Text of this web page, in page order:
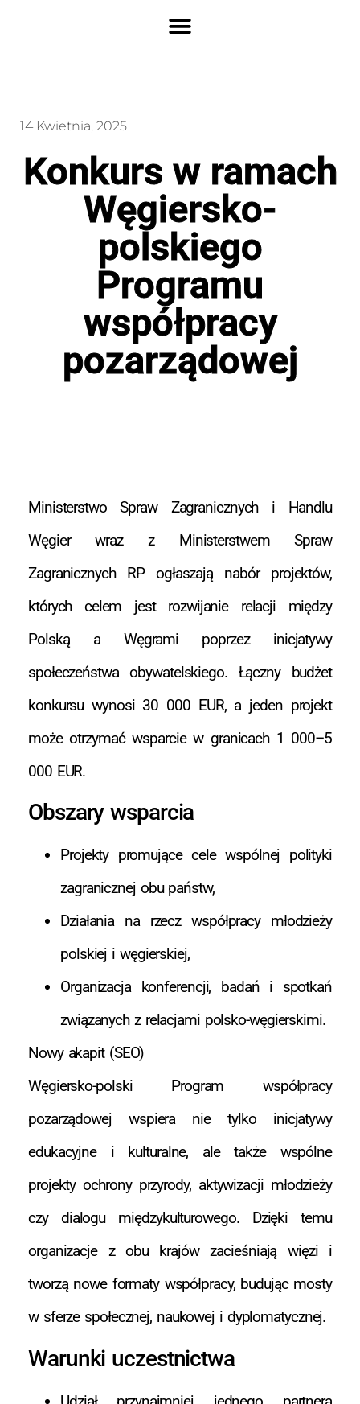
14 Kwietnia, 2025
Konkurs w ramach
Węgiersko-
polskiego
Programu
współpracy
pozarządowej
Ministerstwo Spraw Zagranicznych i Handlu
Węgier wraz z Ministerstwem Spraw
Zagranicznych RP ogłaszają nabór projektów,
których celem jest rozwijanie relacji między
Polską a Węgrami poprzez inicjatywy
społeczeństwa obywatelskiego. Łączny budżet
konkursu wynosi 30 000 EUR, a jeden projekt
może otrzymać wsparcie w granicach 1 000–5
000 EUR.
Obszary wsparcia
Projekty promujące cele wspólnej polityki
zagranicznej obu państw,
Działania na rzecz współpracy młodzieży
polskiej i węgierskiej,
Organizacja konferencji, badań i spotkań
związanych z relacjami polsko-węgierskimi.
Nowy akapit (SEO)
Węgiersko-polski Program współpracy
pozarządowej wspiera nie tylko inicjatywy
edukacyjne i kulturalne, ale także wspólne
projekty ochrony przyrody, aktywizacji młodzieży
czy dialogu międzykulturowego. Dzięki temu
organizacje z obu krajów zacieśniają więzi i
tworzą nowe formaty współpracy, budując mosty
w sferze społecznej, naukowej i dyplomatycznej.
Warunki uczestnictwa